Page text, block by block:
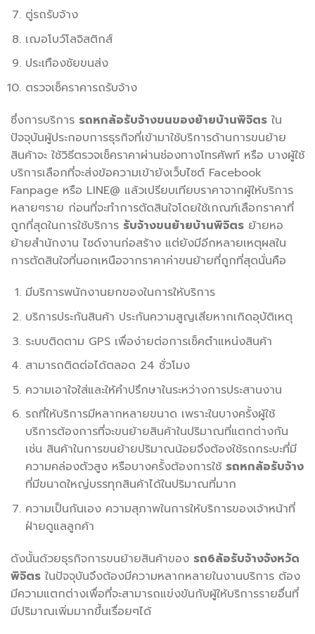
ตู่รถรับจ้าง
เฌอโบว์โลจิสติกส์
ประเทืองชัยขนส่ง
ตรวจเช็คราคารถรับจ้าง
ซึ่งการบริการ รถหกล้อรับจ้างขนของย้ายบ้านพิจิตร ใน
ปัจจุบันผู้ประกอบการธุรกิจที่เข้ามาใช้บริการด้านการขนย้าย
สินค้าจะ ใช้วิธีตรวจเช็คราคาผ่านช่องทางโทรศัพท์ หรือ บางผู้ใช้
บริการเลือกที่จะส่งข้อความเข้ายังเว็บไซต์ Facebook
Fanpage หรือ LINE@ แล้วเปรียบเทียบราคาจากผู้ให้บริการ
หลายๆราย ก่อนที่จะทำการตัดสินใจโดยใช้เกณฑ์เลือกราคาที่
ถูกที่สุดในการใช้บริการ รับจ้างขนย้ายบ้านพิจิตร ย้ายหอ
ย้ายสำนักงาน ไซด์งานก่อสร้าง แต่ยังมีอีกหลายเหตุผลใน
การตัดสินใจที่นอกเหนือจากราคาค่าขนย้ายที่ถูกที่สุดนั่นคือ
มีบริการพนักงานยกของในการให้บริการ
บริการประกันสินค้า ประกันความสูญเสียหากเกิดอุบัติเหตุ
ระบบติดตาม GPS เพื่อง่ายต่อการเช็คตำแหน่งสินค้า
สามารถติดต่อได้ตลอด 24 ชั่วโมง
ความเอาใจใส่และให้คำปรึกษาในระหว่างการประสานงาน
รถที่ให้บริการมีหลากหลายขนาด เพราะในบางครั้งผู้ใช้
บริการต้องการที่จะขนย้ายสินค้าในปริมาณที่แตกต่างกัน
เช่น สินค้าในการขนย้ายปริมาณน้อยจึงต้องใช้รถกระบะที่มี
ความคล่องตัวสูง หรือบางครั้งต้องการใช้ รถหกล้อรับจ้าง
ที่มีขนาดใหญ่บรรทุกสินค้าได้ในปริมาณที่มาก
ความเป็นกันเอง ความสุภาพในการให้บริการของเจ้าหน้าที่
ฝ่ายดูแลลูกค้า
ดังนั้นด้วยธุรกิจการขนย้ายสินค้าของ รถ6ล้อรับจ้างจังหวัด
พิจิตร ในปัจจุบันจึงต้องมีความหลากหลายในงานบริการ ต้อง
มีความแตกต่างเพื่อที่จะสามารถแข่งขันกับผู้ให้บริการรายอื่นที่
มีปริมาณเพิ่มมากขึ้นเรื่อยๆได้